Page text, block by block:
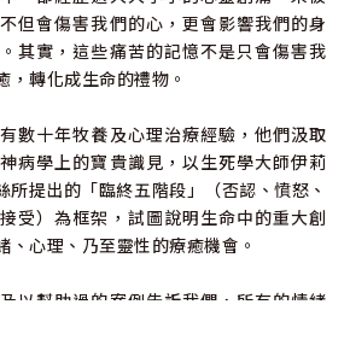
但會傷害我們的心，更會影響我們的身
其實，這些痛苦的記憶不是只會傷害我
，轉化成生命的禮物。
數十年牧養及心理治療經驗，他們汲取
病學上的寶貴識見，以生死學大師伊莉
提出的「臨終五階段」（否認、憤怒、
受）為框架，試圖說明生命中的重大創
、心理、乃至靈性的療癒機會。
以幫助過的案例告訴我們，所有的情緒
我們應該真實地面對、尊重，而非壓